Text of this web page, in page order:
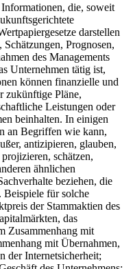
die, soweit
darstellen
Prognosen,
des Managements
Unternehmen tätig ist,
können finanzielle und
zukünftige Pläne,
Leistungen oder
beinhalten. In einigen
an Begriffen wie kann,
antizipieren, glauben,
schätzen,
ähnlichen
beziehen, die
Beispiele für solche
der Stammaktien des
das
Zusammenhang mit
mit Übernahmen,
der Internetsicherheit;